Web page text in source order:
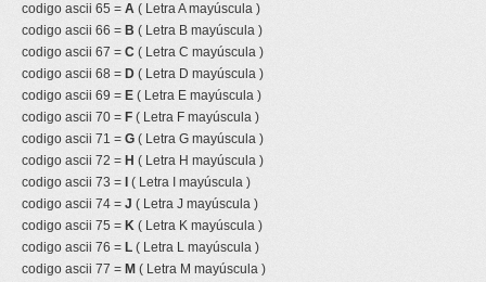
codigo ascii 65 = A ( Letra A mayúscula )
codigo ascii 66 = B ( Letra B mayúscula )
codigo ascii 67 = C ( Letra C mayúscula )
codigo ascii 68 = D ( Letra D mayúscula )
codigo ascii 69 = E ( Letra E mayúscula )
codigo ascii 70 = F ( Letra F mayúscula )
codigo ascii 71 = G ( Letra G mayúscula )
codigo ascii 72 = H ( Letra H mayúscula )
codigo ascii 73 =
( Letra I mayúscula )
codigo ascii 74 = J ( Letra J mayúscula )
codigo ascii 75 = K ( Letra K mayúscula )
codigo ascii 76 = L ( Letra L mayúscula )
codigo ascii 77 = M ( Letra M mayúscula )